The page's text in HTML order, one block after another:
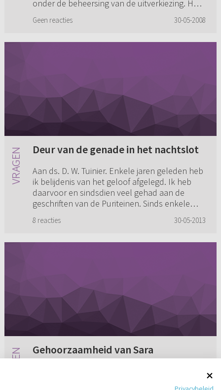
prediking? (...)
onder de beheersing van de uitverkiezing. Hoe
kunt u dit concreet voor...
Geen reacties 30-05-2008
Deur van de genade in het nachtslot
Aan ds. D. W. Tuinier. Enkele jaren geleden heb
ik belijdenis van het geloof afgelegd. Ik heb
daarvoor en sindsdien veel gehad aan de
geschriften van de Puriteinen. Sinds enkele
8 reacties 30-05-2013
Gehoorzaamheid van Sara